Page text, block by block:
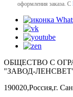
оформления заказа. С
ОБЩЕСТВО С
"ЗАВОД-
190020,Россия,г.